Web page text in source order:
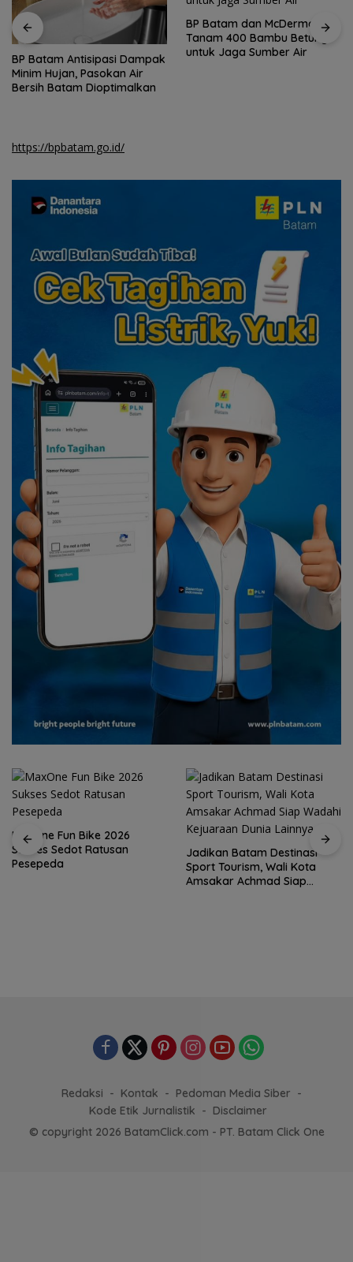
BP Batam Antisipasi Dampak
Minim Hujan, Pasokan Air
Bersih Batam Dioptimalkan
BP Batam dan McDermott
Tanam 400 Bambu Betung
untuk Jaga Sumber Air
https://bpbatam.go.id/
MaxOne Fun Bike 2026
Sukses Sedot Ratusan
Pesepeda
Jadikan Batam Destinasi
Sport Tourism, Wali Kota
Amsakar Achmad Siap
Redaksi Kontak
Pedoman Media Siber
Kode Etik Jurnalistik
Disclaimer
© copyright 2026 BatamClick.com - PT. Batam Click One